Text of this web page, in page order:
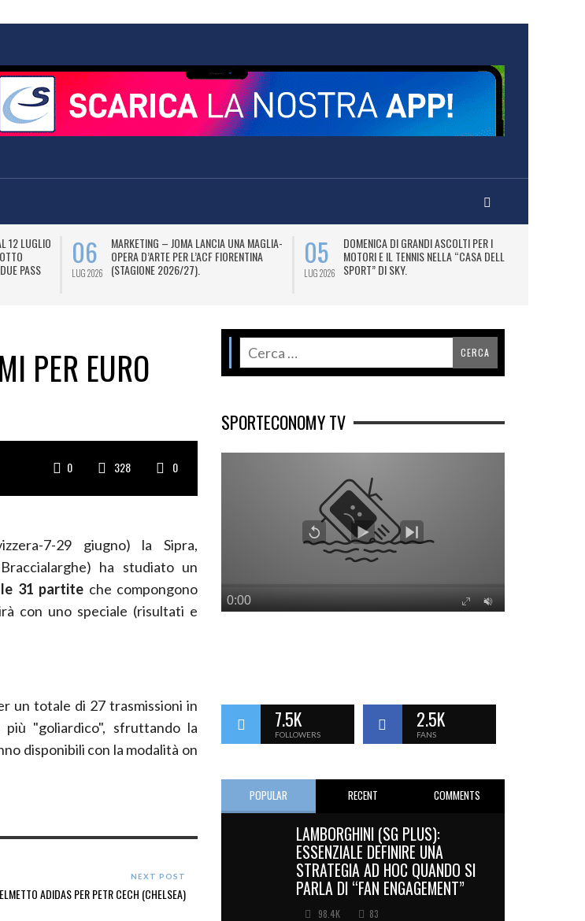
12 LUGLIO
PASS
06
LUG 2026
MARKETING – JOMA LANCIA UNA MAGLIA-
OPERA D’ARTE PER L’ACF FIORENTINA
(STAGIONE 2026/27).
05
LUG 2026
DOMENICA DI GRANDI ASCOLTI PER I
MOTORI E IL TENNIS NELLA “CASA DELLO
SPORT” DI SKY.
PER EURO
0 328 0
7-29 giugno) la Sipra,
ha studiato un
31 partite che compongono
con uno speciale (risultati e
un totale di 27 trasmissioni in
più "goliardico", sfruttando la
disponibili con la modalità on
NEXT POST
ADIDAS PER PETR CECH (CHELSEA)
SPORTECONOMY TV
7.5K
FOLLOWERS
2.5K
FANS
POPULAR RECENT COMMENTS
LAMBORGHINI (SG PLUS):
ESSENZIALE DEFINIRE UNA
STRATEGIA AD HOC QUANDO SI
PARLA DI “FAN ENGAGEMENT”
98.4K 83